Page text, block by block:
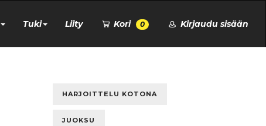
Tuki Liity Kori 0 Kirjaudu sisään
HARJOITTELU KOTONA
JUOKSU